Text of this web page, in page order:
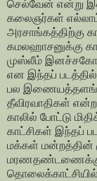
செல்வேன் என்று
கலைஞர்கள் எல்லாம்
அரசாங்கத்திற்கு
கமலஹாசனுக்கு
முஸ்லீம்
என இந்தப்
பல
தீவிரவாதிகள்
காலில் போட்டு
காட்சிகள் இந்தப்
மக்கள் மன்றத்தின்
தொலைக்காட்சியில்